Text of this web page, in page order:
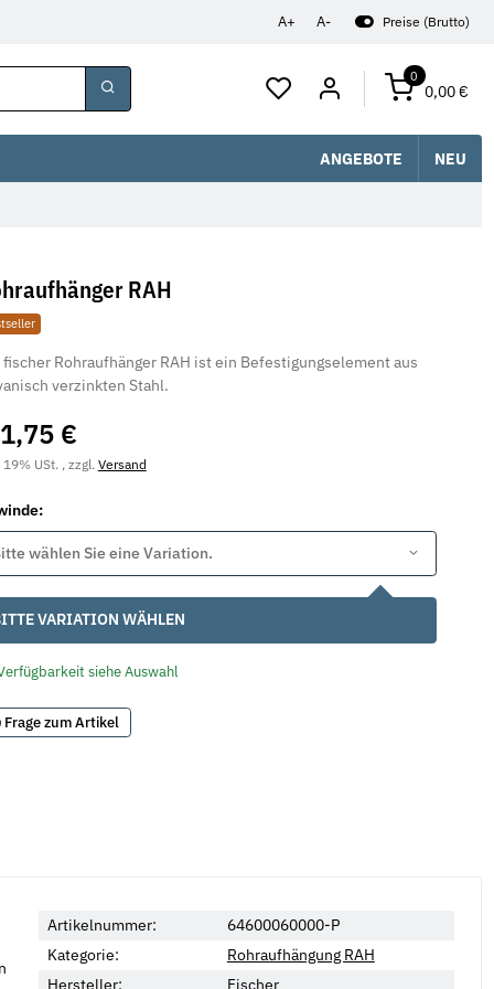
A+ A- Preise (Brutto)
0
0,00 €
ANGEBOTE NEU
RAH
fischer Rohraufhänger RAH ist ein Befestigungselement aus
verzinkten Stahl.
1,75 €
USt. , zzgl. Versand
wählen Sie eine Variation.
VARIATION WÄHLEN
siehe Auswahl
Frage zum Artikel
Artikelnummer:
64600060000-P
Kategorie:
Rohraufhängung RAH
Hersteller:
Fischer